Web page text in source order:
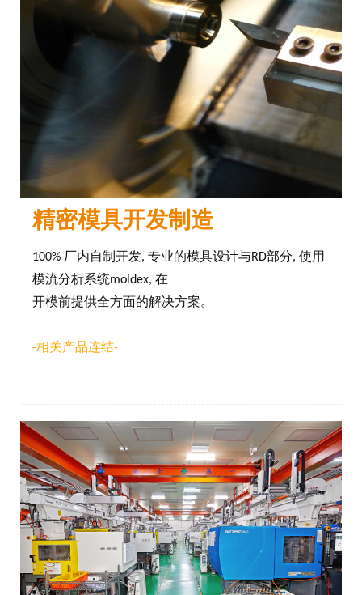
精密模具开发制造
100% 厂内自制开发, 专业的模具设计与RD部分, 使用
模流分析系统moldex, 在
开模前提供全方面的解决方案。
-相关产品连结-